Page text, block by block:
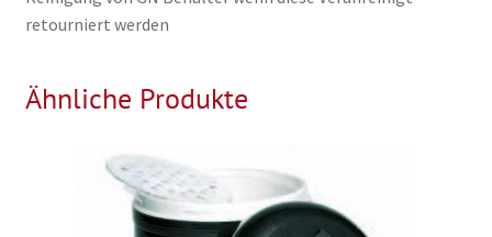
retourniert werden
Ähnliche Produkte